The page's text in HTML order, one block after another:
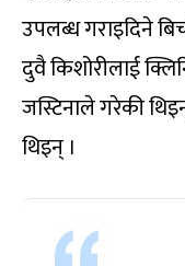
उपलब्ध गराइदिने
दुवै किशोरीलाई
जस्टिनाले गरेकी
थिइन् ।